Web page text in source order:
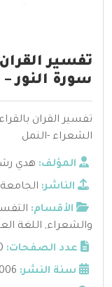
تفسير
سورة النور
تفسير القران
الشعراء -النمل
المؤلف: هدي
الناشر:
الأقسام:
والشعراء, اللغة
عدد الصفحات:
سنة النشر: